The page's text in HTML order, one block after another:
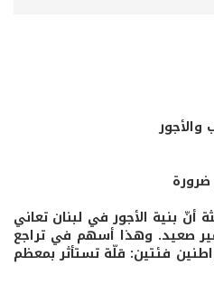
بنية الأجور في لبنان تعاني
صعيد. وهذا أسهم في تراجع
فئتين: قلّة تستأثر بمعظم